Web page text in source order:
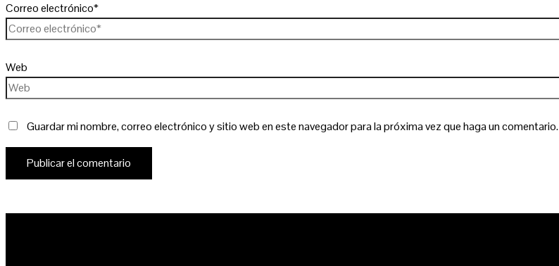
Correo electrónico*
Web
Guardar mi nombre, correo electrónico y sitio web en este navegador para la próxima vez que haga un comentario.